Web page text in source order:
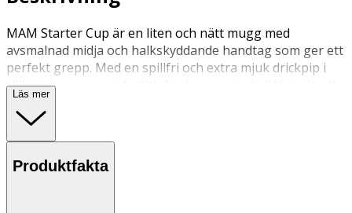
MAM Starter Cup är en liten och nätt mugg med
avsmalnad midja och halkskyddande handtag som ger ett
perfekt grepp. Med en spillfri och extra mjuk drickpip i
silikon är muggen idealisk för barn som skall lära sig att
dricka själva.
Användning
Läs mer
Produktfakta